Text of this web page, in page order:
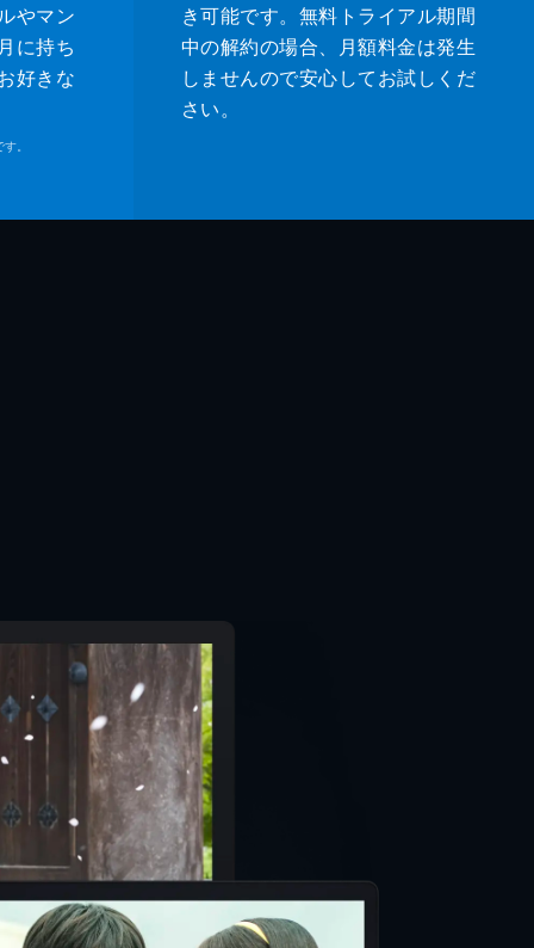
やマン
に持ち
好きな
。
き可能です。無料トライアル期間
中の解約の場合、月額料金は発生
しませんので安心してお試しくだ
さい。